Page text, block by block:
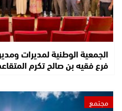
الجمعية الوطنية لمديرات
فرع فقيه بن صالح تكرم
مجتمع